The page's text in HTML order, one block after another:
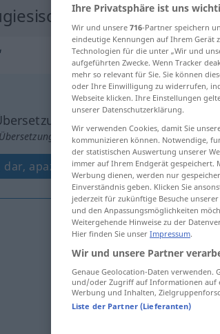
Übersetzung
anklicken/antippen)
apaziguar, conciliar, capear
Ihre Privatsphäre ist uns
Wir und unsere 716-Partner speichern
eindeutige Kennungen auf Ihrem Gerät
Technologien für die unter „Wir und
aufgeführten Zwecke. Wenn Tracker
mehr so relevant für Sie. Sie können
oder Ihre Einwilligung zu widerrufen,
Webseite klicken. Ihre Einstellungen
unserer Datenschutzerklärung.
Wir verwenden Cookies, damit Sie
kommunizieren können. Notwendige,
der statistischen Auswertung unserer
immer auf Ihrem Endgerät gespeichert.
Werbung dienen, werden nur
Einverständnis geben. Klicken Sie
jederzeit für zukünftige Besuche
und den Anpassungsmöglichkeiten
Weitergehende Hinweise zu der
Hier finden Sie unser Impressum.
Wir und unsere Partner
Genaue Geolocation-Daten
und/oder Zugriff auf Informationen auf
Werbung und Inhalten,
Liste der Partner (Lieferanten)